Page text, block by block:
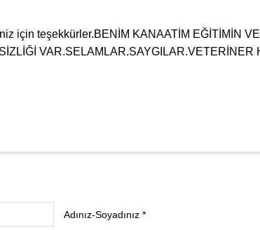
için teşekkürler.BENİM KANAATİM EĞİTİMİN VE
VAR.SELAMLAR.SAYGILAR.VETERİNER
Adınız-Soyadınız *